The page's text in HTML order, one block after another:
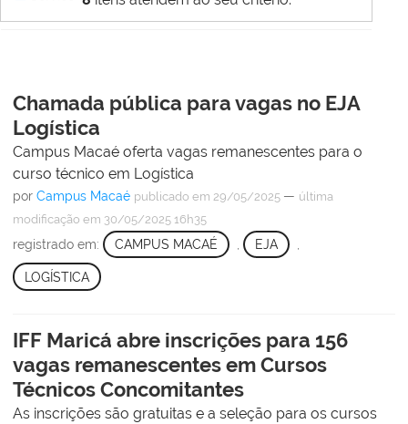
Chamada pública para vagas no EJA
Logística
Campus Macaé oferta vagas remanescentes para o
curso técnico em Logística
por Campus Macaé publicado em 29/05/2025 — última
modificação em 30/05/2025 16h35
registrado em: CAMPUS MACAÉ EJA
LOGÍSTICA
IFF Maricá abre inscrições para 156
vagas remanescentes em Cursos
Técnicos Concomitantes
As inscrições são gratuitas e a seleção para os cursos